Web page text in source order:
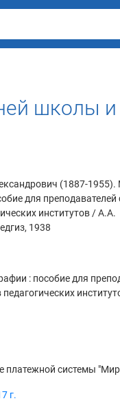
школы и
(1887-1955).
для преподавателей
институтов / А.А.
1938
: пособие для
платежной системы
г.